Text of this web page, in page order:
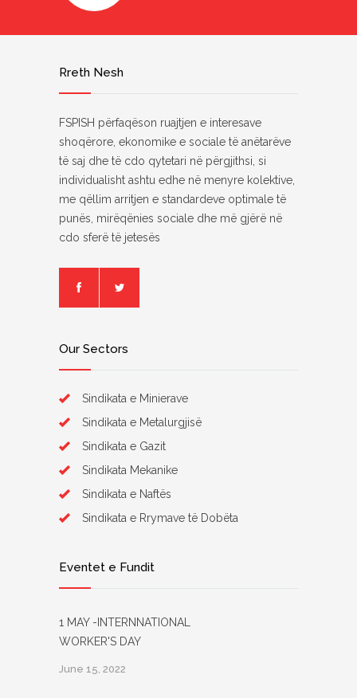
Rreth Nesh
FSPISH përfaqëson ruajtjen e interesave
shoqërore, ekonomike e sociale të anëtarëve
të saj dhe të cdo qytetari në përgjithsi, si
individualisht ashtu edhe në menyre kolektive,
me qëllim arritjen e standardeve optimale të
punës, mirëqënies sociale dhe më gjërë në
cdo sferë të jetesës
Our Sectors
Sindikata e Minierave
Sindikata e Metalurgjisë
Sindikata e Gazit
Sindikata Mekanike
Sindikata e Naftës
Sindikata e Rrymave të Dobëta
Eventet e Fundit
1 MAY -INTERNNATIONAL
WORKER'S DAY
June 15, 2022